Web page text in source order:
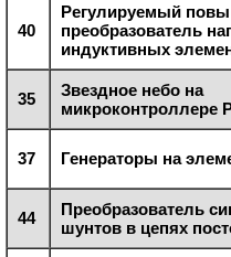
40
Регулируемый
преобразователь
индуктивных
35
Звездное небо на
микроконтроллере
37 Генераторы на
44
Преобразователь
шунтов в цепях